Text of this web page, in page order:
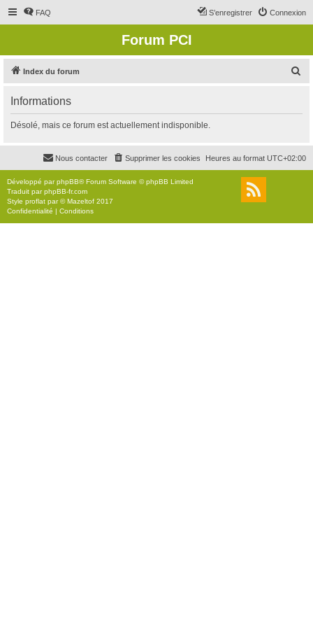
FAQ Connexion
S’enregistrer
Forum PCI
Index du forum
r
c
r
Informations
Désolé, mais ce forum est actuellement indisponible.
Heures au format UTC+02:00
Supprimer les cookies
Nous contacter
Développé parphpBB® Forum Software © phpBB Limited
Traduit parphpBB-fr.com
Style proflat par ©Mazeltof 2017
Confidentialité | Conditions